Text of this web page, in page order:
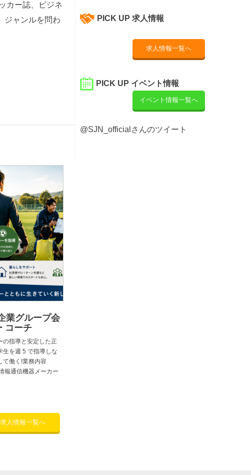
カー誌、ビジネ
ジャンルを問わ
業グループ会
コーチ
指導と安定した正
を週 5 で指導しな
て働く!業務内容
通信機器メーカー
求人情報一覧へ
PICK UP 求人情報
求人情報一覧へ
PICK UP イベント情報
イベント情報一覧へ
@SJN_officialさんのツイート